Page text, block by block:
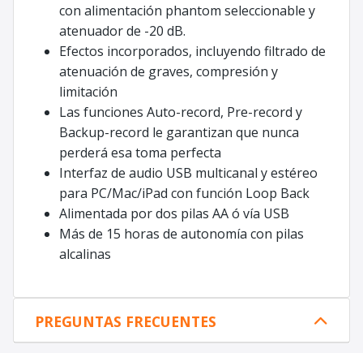
con alimentación phantom seleccionable y
atenuador de -20 dB.
Efectos incorporados, incluyendo filtrado de
atenuación de graves, compresión y
limitación
Las funciones Auto-record, Pre-record y
Backup-record le garantizan que nunca
perderá esa toma perfecta
Interfaz de audio USB multicanal y estéreo
para PC/Mac/iPad con función Loop Back
Alimentada por dos pilas AA ó vía USB
Más de 15 horas de autonomía con pilas
alcalinas
PREGUNTAS FRECUENTES